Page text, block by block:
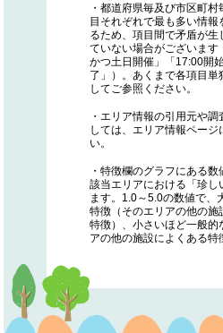
・都道府県毎及び市区町
目それぞれで最も多い情報
るため、項目間で矛盾が生
ていない場合がございます
かつ土日開催」「17:00開
了」）。あくまで各項目単
してご参照ください。
・エリア情報の引用元や調
しては、エリア情報ページ
い。
・特徴欄のグラフにある
該当エリアにおける「珍し
ます。1.0～5.0の数値で、
特徴（そのエリアの他の施
特徴）、小さいほど一般的
アの他の施設によくある特